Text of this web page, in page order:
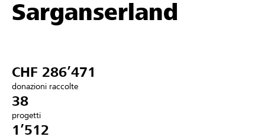
Aiuto & supporto
Collegarsi
Sarganserland
CHF 286’471
donazioni raccolte
38
progetti
1’512